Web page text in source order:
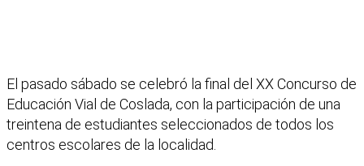
El pasado sábado se celebró la final del XX Concurso de
Educación Vial de Coslada, con la participación de una
treintena de estudiantes seleccionados de todos los
centros escolares de la localidad.